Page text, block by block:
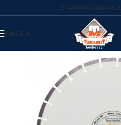
O NAMAPRODAVNICE
AKCIJA